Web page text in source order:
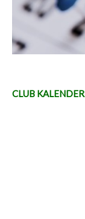
CLUB KALENDER